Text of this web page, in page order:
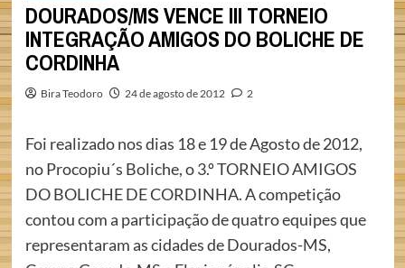
DOURADOS/MS VENCE III TORNEIO
INTEGRAÇÃO AMIGOS DO BOLICHE DE
CORDINHA
Bira Teodoro 24 de agosto de 2012 2
Foi realizado nos dias 18 e 19 de Agosto de 2012,
no Procopiu´s Boliche, o 3.º TORNEIO AMIGOS
DO BOLICHE DE CORDINHA. A competição
contou com a participação de quatro equipes que
representaram as cidades de Dourados-MS,